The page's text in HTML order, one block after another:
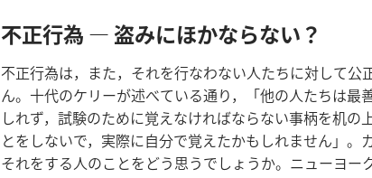
不正行為 ― 盗みにほかならない？
不正行為は，また，それを行なわない人たちに対して公
ん。十代のケリーが述べている通り，「他の人たちは最
しれず，試験のために覚えなければならない事柄を机の
とをしないで，実際に自分で覚えたかもしれません」。
それをする人のことをどう思うでしょうか。ニューヨー